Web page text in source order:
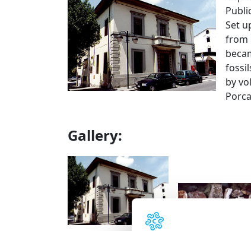
Set
from
by
Gallery:
Porcari,